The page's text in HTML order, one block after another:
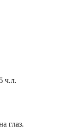
ч.л.
глаз.